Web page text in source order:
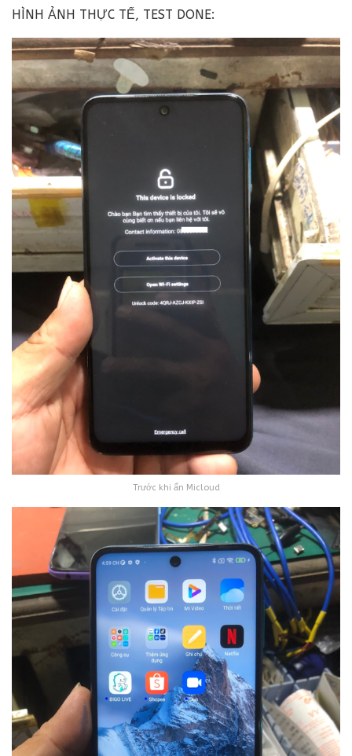
HÌNH ẢNH THỰC TẾ, TEST DONE:
Trước khi ẩn Micloud